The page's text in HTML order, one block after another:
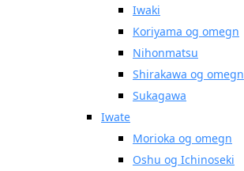
Iwaki
Koriyama og omegn
Nihonmatsu
Shirakawa og omegn
Sukagawa
Iwate
Morioka og omegn
Oshu og Ichinoseki